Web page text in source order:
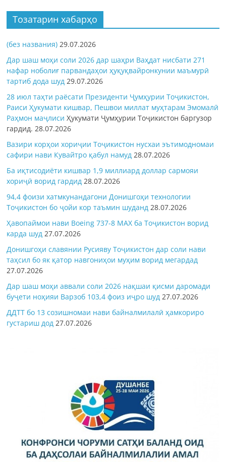
Тозатарин хабарҳо
(без названия) 29.07.2026
Дар шаш моҳи соли 2026 дар шаҳри Ваҳдат нисбати 271
нафар ноболиғ парвандаҳои ҳуқуқвайронкунии маъмурӣ
тартиб дода шуд 29.07.2026
28 июл таҳти раёсати Президенти Ҷумҳурии Тоҷикистон,
Раиси Ҳукумати кишвар, Пешвои миллат муҳтарам Эмомалӣ
Раҳмон маҷлисиҲукумати Ҷумҳурии Тоҷикистон баргузор
гардид.28.07.2026
Вазири корҳои хориҷии Тоҷикистон нусхаи эътимодномаи
сафири нави Кувайтро қабул намуд 28.07.2026
Ба иқтисодиёти кишвар 1,9 миллиард доллар сармояи
хориҷӣ ворид гардид 28.07.2026
94,4 фоизи хатмкунандагони Донишгоҳи технологии
Тоҷикистон бо ҷойи кор таъмин шуданд 28.07.2026
Ҳавопаймои нави Boeing 737-8 MAX ба Тоҷикистон ворид
карда шуд 27.07.2026
Донишгоҳи славянии Русияву Тоҷикистон дар соли нави
таҳсил бо як қатор навгониҳои муҳим ворид мегардад
27.07.2026
Дар шаш моҳи аввали соли 2026 нақшаи қисми даромади
буҷети ноҳияи Варзоб 103,4 фоиз иҷро шуд 27.07.2026
ДДТТ бо 13 созишномаи нави байналмилалӣ ҳамкориро
густариш дод 27.07.2026